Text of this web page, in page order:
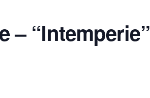
– “Intemperie”